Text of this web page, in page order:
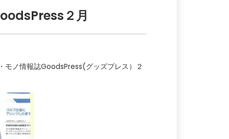
２月
ノ情報誌GoodsPress(グッズプレス）２